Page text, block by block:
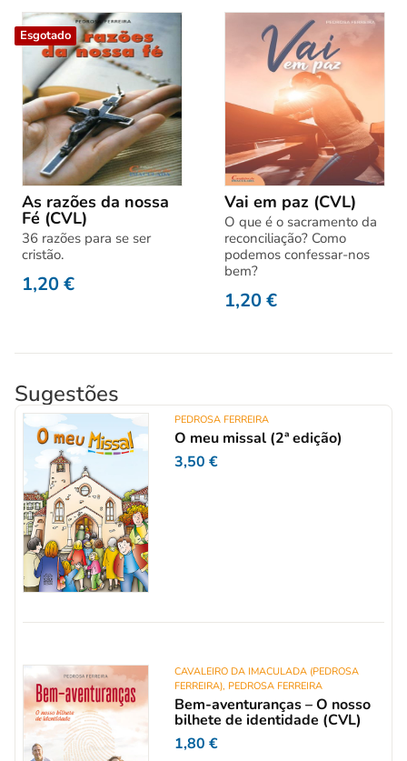
Esgotado
As razões da nossa
Fé (CVL)
36 razões para se ser
cristão.
1,20€
Vai em paz (CVL)
O que é o sacramento da
reconciliação? Como
podemos confessar-nos
bem?
1,20€
Sugestões
PEDROSA FERREIRA
O meu missal (2ª edição)
3,50€
CAVALEIRO DA IMACULADA (PEDROSA
FERREIRA), PEDROSA FERREIRA
Bem-aventuranças – O nosso
bilhete de identidade (CVL)
1,80€